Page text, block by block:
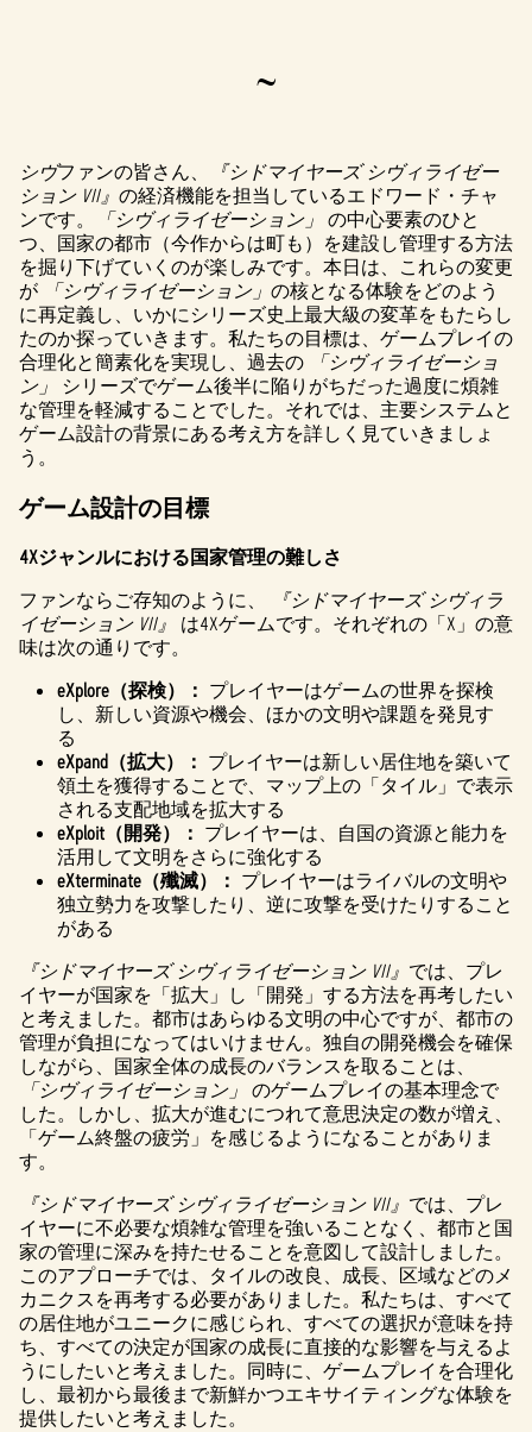
~
シヴファンの皆さん、
『シドマイヤーズ シヴィライゼー
ション VII』 の経済機能を担当しているエドワード・チャ
ンです。
「シヴィライゼーション」 の中心要素のひと
つ、国家の都市（今作からは町も）を建設し管理する方法
を掘り下げていくのが楽しみです。本日は、これらの変更
が
「シヴィライゼーション」 の核となる体験をどのよう
に再定義し、いかにシリーズ史上最大級の変革をもたらし
たのか探っていきます。私たちの目標は、ゲームプレイの
合理化と簡素化を実現し、過去の
「シヴィライゼーショ
ン」
シリーズでゲーム後半に陥りがちだった過度に煩雑
な管理を軽減することでした。それでは、主要システムと
ゲーム設計の背景にある考え方を詳しく見ていきましょ
う。
ゲーム設計の目標
4Xジャンルにおける国家管理の難しさ
ファンならご存知のように、
『シドマイヤーズ シヴィラ
イゼーション VII』
は4Xゲームです。それぞれの「X」の意
味は次の通りです。
eXplore（探検）： プレイヤーはゲームの世界を探検
し、新しい資源や機会、ほかの文明や課題を発見す
る
eXpand（拡大）： プレイヤーは新しい居住地を築いて
領土を獲得することで、マップ上の「タイル」で表示
される支配地域を拡大する
eXploit（開発）： プレイヤーは、自国の資源と能力を
活用して文明をさらに強化する
eXterminate（殲滅）： プレイヤーはライバルの文明や
独立勢力を攻撃したり、逆に攻撃を受けたりすること
がある
『シドマイヤーズ シヴィライゼーション VII』 では、プレ
イヤーが国家を「拡大」し「開発」する方法を再考したい
と考えました。都市はあらゆる文明の中心ですが、都市の
管理が負担になってはいけません。独自の開発機会を確保
しながら、国家全体の成長のバランスを取ることは、
「シヴィライゼーション」 のゲームプレイの基本理念で
した。しかし、拡大が進むにつれて意思決定の数が増え、
「ゲーム終盤の疲労」を感じるようになることがありま
す。
『シドマイヤーズ シヴィライゼーション VII』 では、プレ
イヤーに不必要な煩雑な管理を強いることなく、都市と国
家の管理に深みを持たせることを意図して設計しました。
このアプローチでは、タイルの改良、成長、区域などのメ
カニクスを再考する必要がありました。私たちは、すべて
の居住地がユニークに感じられ、すべての選択が意味を持
ち、すべての決定が国家の成長に直接的な影響を与えるよ
うにしたいと考えました。同時に、ゲームプレイを合理化
し、最初から最後まで新鮮かつエキサイティングな体験を
提供したいと考えました。